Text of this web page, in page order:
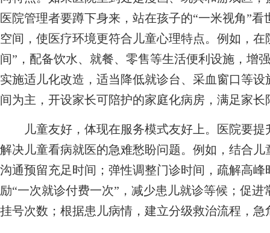
医院管理者要蹲下身来，站在孩子的“一米视角”
空间，使医疗环境更符合儿童心理特点。例如，
间”，配备饮水、就餐、零售等生活便利设施，增
实施适儿化改造，适当降低就诊台、采血窗口等
间为主，开设家长可陪护的家庭化病房，满足家长
儿童友好，体现在服务模式友好上。医院要提
解决儿童看病就医的急难愁盼问题。例如，结合
沟通预留充足时间；弹性调整门诊时间，疏解高
励“一次就诊付费一次”，减少患儿就诊等候；促
挂号次数；根据患儿病情，建立分级救治流程，